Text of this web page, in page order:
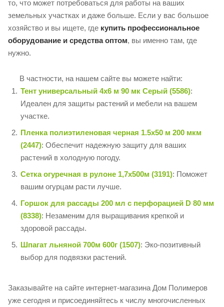
то, что может потребоваться для работы на ваших
земельных участках и даже больше. Если у вас большое
хозяйство и вы ищете, где купить профессиональное
оборудование и средства оптом, вы именно там, где
нужно.
В частности, на нашем сайте вы можете найти:
Тент универсальный 4х6 м 90 мк Серый (5586):
Идеален для защиты растений и мебели на вашем
участке.
Пленка полиэтиленовая черная 1.5х50 м 200 мкм
(2447): Обеспечит надежную защиту для ваших
растений в холодную погоду.
Сетка огуречная в рулоне 1,7х500м (3191): Поможет
вашим огурцам расти лучше.
Горшок для рассады 200 мл с перфорацией D 80 мм
(8338): Незаменим для выращивания крепкой и
здоровой рассады.
Шпагат льняной 700м 600г (1507): Эко-позитивный
выбор для подвязки растений.
Заказывайте на сайте интернет-магазина Дом Полимеров
уже сегодня и присоединяйтесь к числу многочисленных